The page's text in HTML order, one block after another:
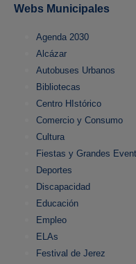
Webs Municipales
Agenda 2030
Alcázar
Autobuses Urbanos
Bibliotecas
Centro HIstórico
Comercio y Consumo
Cultura
Fiestas y Grandes
Deportes
Discapacidad
Educación
Empleo
ELAs
Festival de Jerez